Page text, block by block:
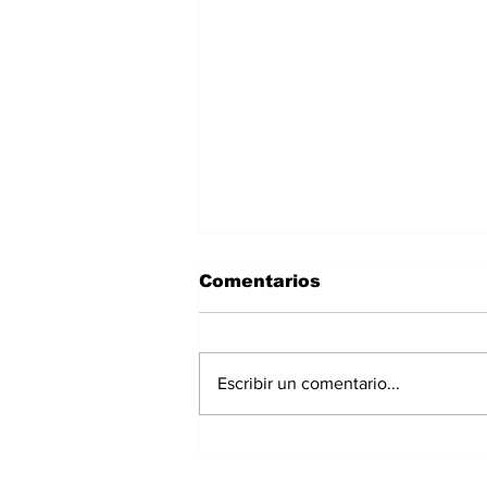
Comentarios
Escribir un comentario...